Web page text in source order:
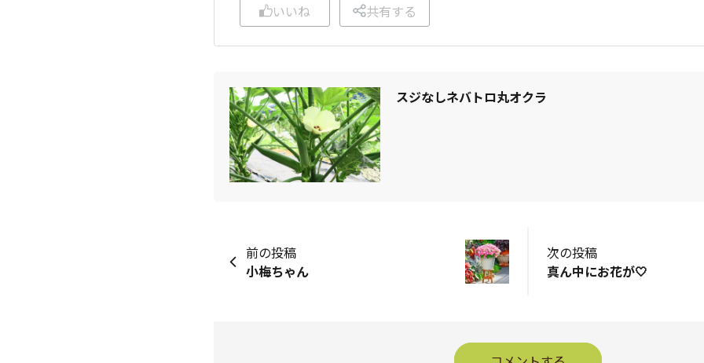
いいね 共有する
スジなしネバトロ丸オクラ
前の投稿
小梅ちゃん
次の投稿
真ん中にお花が🤍